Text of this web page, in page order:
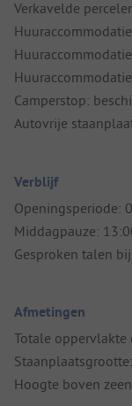
Verkavelde
Camperstop:
Autovrije
Verblijf
Openingsperiode:
Middagpauze:
Gesproken talen
Afmetingen
Totale oppervlakte
Hoogte boven